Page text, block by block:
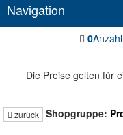
Navigation
0
Die Preise gelten für
zurück Shopgruppe: